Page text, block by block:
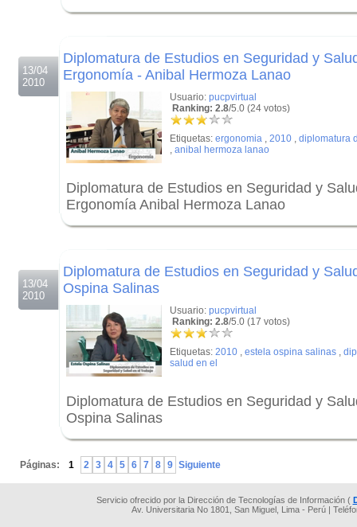
13/04
2010
Diplomatura de Estudios en Seguridad y
Ergonomía - Anibal Hermoza Lanao
Usuario: pucpvirtual
Ranking: 2.8/5.0 (24 votos)
Etiquetas: ergonomia , 2010 , diplomatura
, anibal hermoza lanao
Diplomatura de Estudios en Seguridad y
Ergonomía Anibal Hermoza Lanao
13/04
2010
Diplomatura de Estudios en Seguridad y
Ospina Salinas
Usuario: pucpvirtual
Ranking: 2.8/5.0 (17 votos)
Etiquetas: 2010 , estela ospina salinas ,
salud en el
Diplomatura de Estudios en Seguridad y
Ospina Salinas
Páginas: 1 2 3 4 5 6 7 8 9 Siguiente
Servicio ofrecido por la Dirección de Tecnologías de Información (
Av. Universitaria No 1801, San Miguel, Lima - Perú |